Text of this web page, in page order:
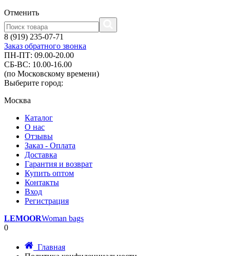
Отменить
8 (919) 235-07-71
Заказ обратного звонка
ПН-ПТ: 09.00-20.00
СБ-ВС: 10.00-16.00
(по Московскому времени)
Выберите город:
Москва
Каталог
О нас
Отзывы
Заказ - Оплата
Доставка
Гарантия и возврат
Купить оптом
Контакты
Вход
Регистрация
LEMOORWoman bags
0
Главная